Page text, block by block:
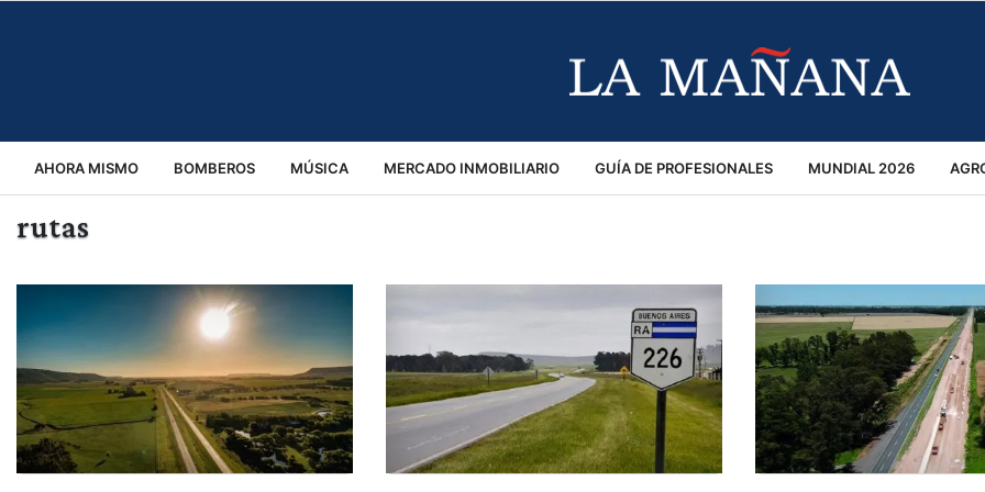
AHORA MISMO BOMBEROS MÚSICA MERCADO INMOBILIARIO GUÍA DE PROFESIONALES MUNDIAL 2026
REGIONALES
rutas